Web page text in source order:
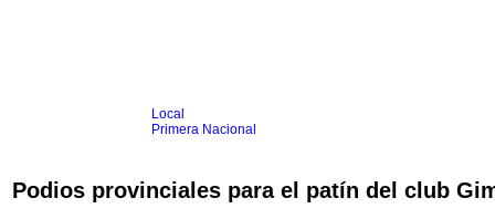
Local
Primera Nacional
Agrario
Podios provinciales para el patín del club